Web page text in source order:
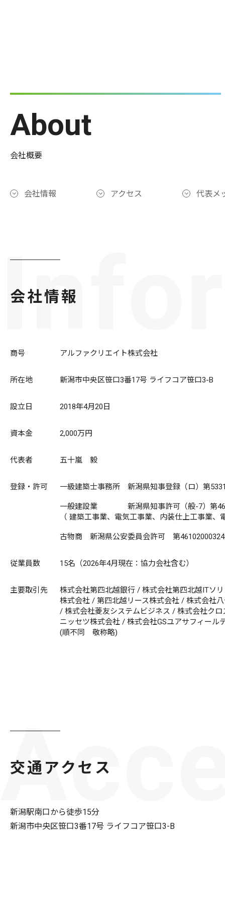
About
会社概要
会社情報 アクセス 代表メ
会社情報
商号 アルファクリエイト株式会社
所在地 新潟市中央区笹口3番17号 ライフコア笹口3-B
設立日 2018年4月20日
資本金 2,000万円
代表者 五十嵐 毅
登録・許可 一級建築士事務所 新潟県知事登録（ロ）第
一般建設業 新潟県知事許可（般-7）第
（ 建築工事業、電気工事業、内装仕上工事業、
古物商 新潟県公安委員会許可 第
従業員数 15名（2026年4月現在：協力会社含む）
主要取引先
株式会社第四北越銀行 / 株式会社第四北越ITソ
株式会社 / 第四北越リース株式会社 / 株式会社
/ 株式会社菱友システムビジネス / 株式会社ク
ニッセツ株式会社 / 株式会社GSユアサフィール
(順不同 敬称略)
交通アクセス
新潟駅南口から徒歩15分
新潟市中央区笹口3番17号 ライフコア笹口3-B